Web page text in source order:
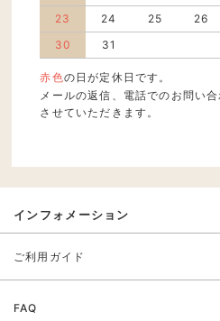
23
24 25 26
30
31
赤色の日が定休日です。
メールの返信、電話でのお問い
させていただきます。
インフォメーション
ご利用ガイド
FAQ